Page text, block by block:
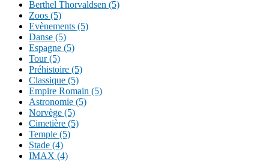
Berthel Thorvaldsen (5)
Zoos (5)
Evènements (5)
Danse (5)
Espagne (5)
Tour (5)
Préhistoire (5)
Classique (5)
Empire Romain (5)
Astronomie (5)
Norvège (5)
Cimetière (5)
Temple (5)
Stade (4)
IMAX (4)